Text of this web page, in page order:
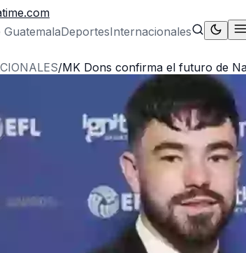
GuatemalaDeportesInternacionales
/MK Dons confirma el futuro de